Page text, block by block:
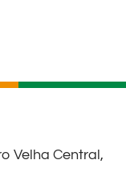
Velha Central,